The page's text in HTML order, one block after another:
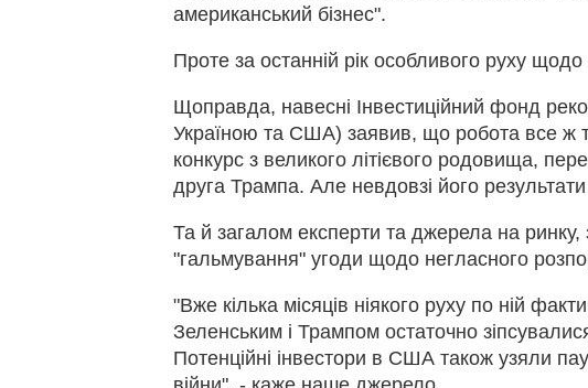
американський бізнес".
Проте за останній рік особливого руху
Щоправда, навесні Інвестиційний фонд
Україною та США) заявив, що робота все ж
конкурс з великого літієвого родовища,
друга Трампа. Але невдовзі його
Та й загалом експерти та джерела на
"гальмування" угоди щодо негласного
"Вже кілька місяців ніякого руху по ній
Зеленським і Трампом остаточно
Потенційні інвестори в США також узяли